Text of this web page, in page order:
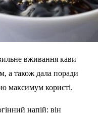
вживання кави
а також дала поради
максимум користі.
напій: він